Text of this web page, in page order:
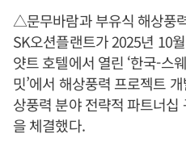
△문무바람과 부유식 해상풍
SK오션플랜트가 2025년 10
얏트 호텔에서 열린 ‘한국-스
밋’에서 해상풍력 프로젝트
상풍력 분야 전략적 파트너십
을 체결했다.